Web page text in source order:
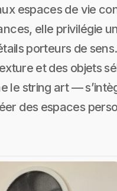
espaces de vie
elle privilégie
porteurs de
et des objets
le string art —
des espaces